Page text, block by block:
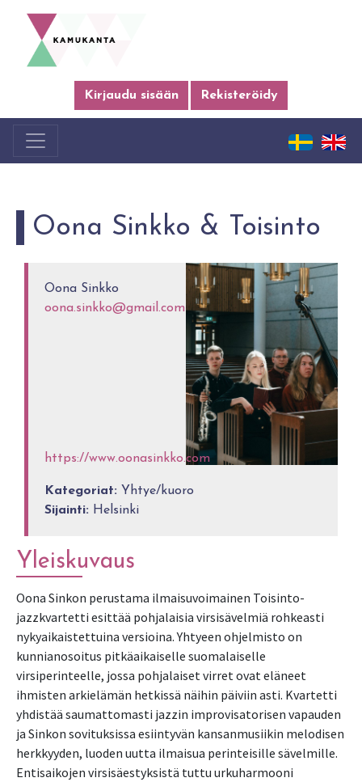
Kirjaudu sisään Rekisteröidy
Oona Sinkko & Toisinto
Oona Sinkko
oona.sinkko@gmail.com
https://www.oonasinkko.com
Kategoriat: Yhtye/kuoro
Sijainti: Helsinki
Yleiskuvaus
Oona Sinkon perustama ilmaisuvoimainen Toisinto-
jazzkvartetti esittää pohjalaisia virsisävelmiä rohkeasti
nykyaikaistettuina versioina. Yhtyeen ohjelmisto on
kunnianosoitus pitkäaikaiselle suomalaiselle
virsiperinteelle, jossa pohjalaiset virret ovat eläneet
ihmisten arkielämän hetkissä näihin päiviin asti. Kvartetti
yhdistää saumattomasti jazzin improvisatorisen vapauden
ja Sinkon sovituksissa esiintyvän kansanmusiikin melodisen
herkkyyden, luoden uutta ilmaisua perinteisille sävelmille.
Entisaikojen virsisäestyksistä tuttu urkuharmooni